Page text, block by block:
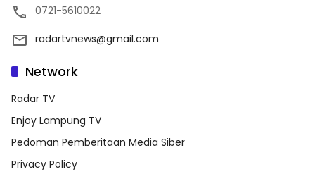
0721-5610022
radartvnews@gmail.com
Network
Radar TV
Enjoy Lampung TV
Pedoman Pemberitaan Media Siber
Privacy Policy